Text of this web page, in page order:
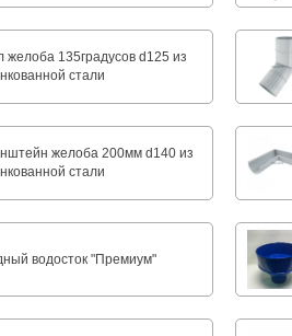
желоба 135градусов d125 из
стали
желоба 200мм d140 из
стали
водосток "Премиум"